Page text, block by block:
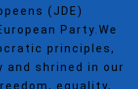
(JDE)
Party.We
principles,
and shrined in our
equality,